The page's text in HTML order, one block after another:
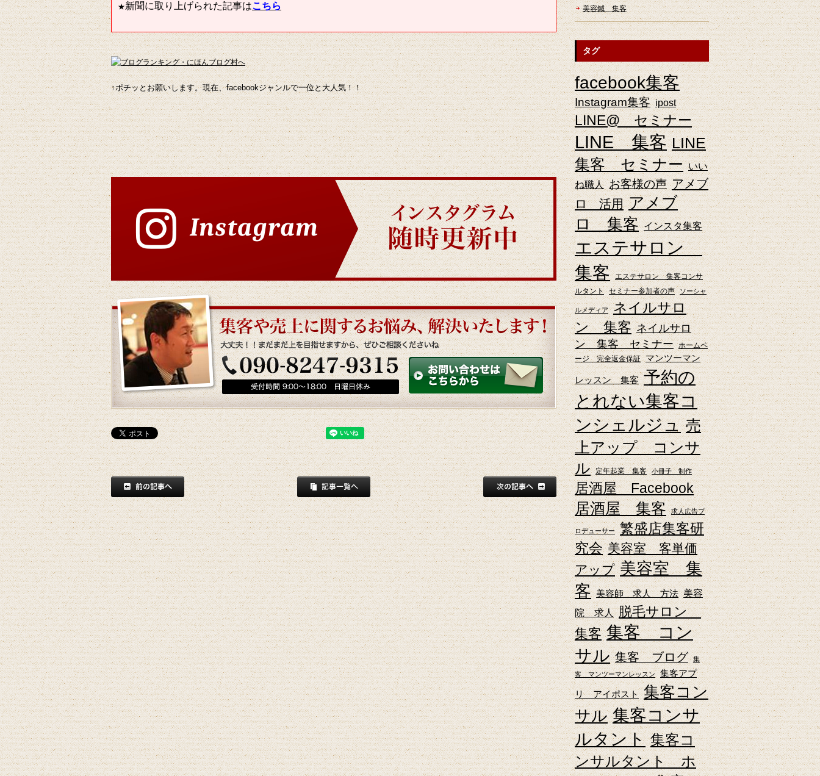
★新聞に取り上げられた記事はこちら
↑ポチッとお願いします。現在、facebookジャンルで一位と大人気！！
前の記事へ 次の記事へ
記事一覧へ
美容鍼 集客
タグ
facebook集客
Instagram集客 ipost
LINE@ セミナー
LINE 集客 LINE
集客 セミナー いい
ね職人 お客様の声 アメブ
ロ 活用 アメブ
ロ 集客 インスタ集客
エステサロン
集客 エステサロン 集客コンサ
ルタント セミナー参加者の声 ソーシャ
ルメディア
ネイルサロ
ン 集客 ネイルサロ
ン 集客 セミナー ホームペ
ージ 完全返金保証 マンツーマン
レッスン 集客 予約の
とれない集客コ
ンシェルジュ 売
上アップ コンサ
ル 定年起業 集客 小冊子 制作
居酒屋 Facebook
居酒屋 集客 求人広告プ
ロデューサー
繁盛店集客研
究会 美容室 客単価
アップ 美容室 集
客 美容師 求人 方法 美容
院 求人 脱毛サロン
集客 集客 コン
サル 集客 ブログ 集
客 マンツーマンレッスン
集客アプ
リ アイポスト 集客コン
サル 集客コンサ
ルタント 集客コ
ンサルタント ホ